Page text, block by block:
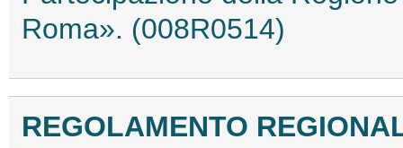
Roma». (008R0514)
REGOLAMENTO